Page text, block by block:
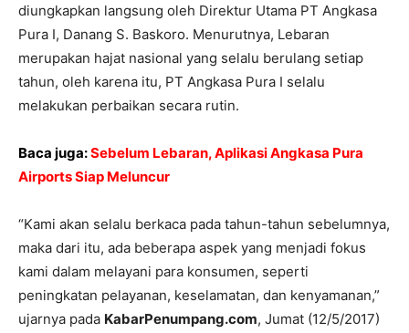
diungkapkan langsung oleh Direktur Utama PT Angkasa
Pura I, Danang S. Baskoro. Menurutnya, Lebaran
merupakan hajat nasional yang selalu berulang setiap
tahun, oleh karena itu, PT Angkasa Pura I selalu
melakukan perbaikan secara rutin.
Baca juga:Sebelum Lebaran, Aplikasi Angkasa Pura
Airports Siap Meluncur
“Kami akan selalu berkaca pada tahun-tahun sebelumnya,
maka dari itu, ada beberapa aspek yang menjadi fokus
kami dalam melayani para konsumen, seperti
peningkatan pelayanan, keselamatan, dan kenyamanan,”
ujarnya pada KabarPenumpang.com, Jumat (12/5/2017)